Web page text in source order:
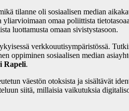
tilanne oli sosiaalisen median
omaa poliittista
luottamusta omaan sivistystasoon.
verkkouutisympäristössä.
oppiminen sosiaalisen median
Rapeli.
väestön otoksista ja sisältävät
siitä, millaisia vaikutuksia